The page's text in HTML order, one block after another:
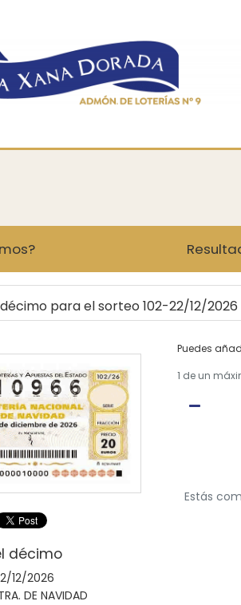
para el sorteo 102-22/12/2026
décimo
12/2026
DE NAVIDAD
Puedes
1 de un
Estás